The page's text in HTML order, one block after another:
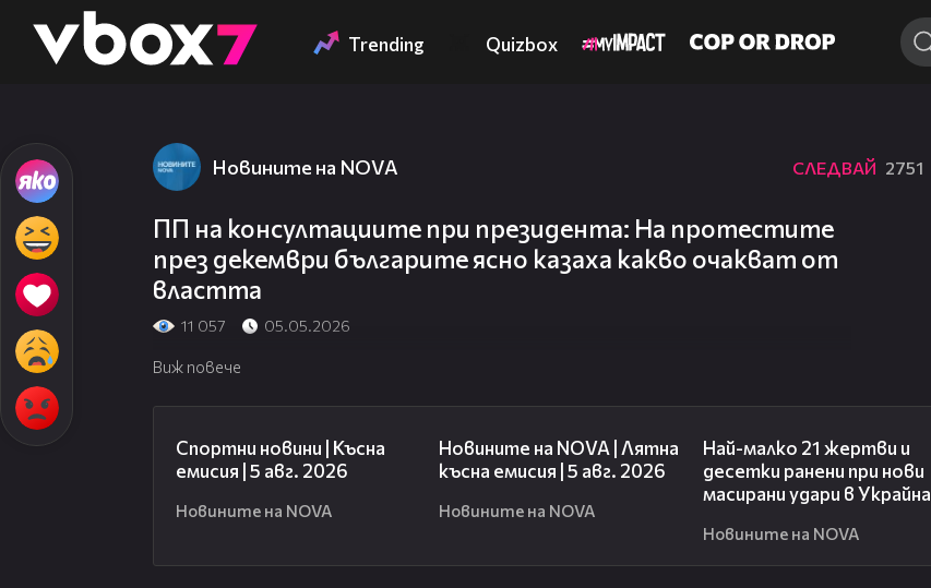
👾 Trending Quizbox
Новините на NOVA СЛЕДВАЙ 2751
ПП на консултациите при президента: На протестите
през декември българите ясно казаха какво очакват от
властта
11 057 05.05.2026
Виж повече
Спортни новини | Късна
емисия | 5 авг. 2026
Новините на NOVA
Новините на NOVA | Лятна
късна емисия | 5 авг. 2026
Новините на NOVA
Най-малко 21 жертви и
десетки ранени при нови
масирани удари в Украйна
Новините на NOVA